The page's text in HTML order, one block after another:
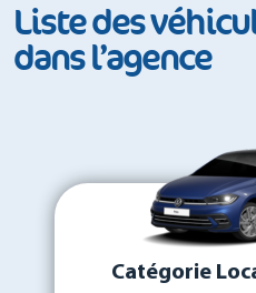
Liste des
dans l’agence
Catégorie